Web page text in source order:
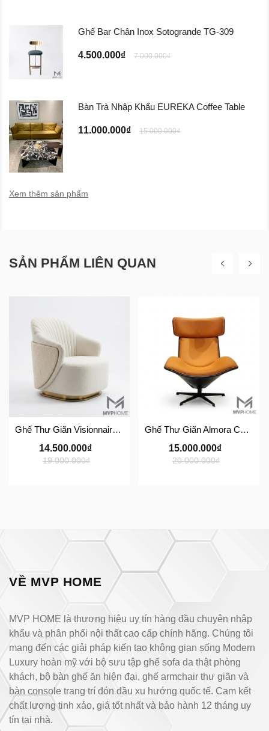
Ghế Bar Chân Inox Sotogrande TG-309
4.500.000₫ 7.000.000₫
Bàn Trà Nhập Khẩu EUREKA Coffee Table
11.000.000₫ 15.000.000₫
Xem thêm sản phẩm
SẢN PHẨM LIÊN QUAN
Ghế Thư Giãn Visionnaire Adele Armchair SFD11
14.500.000₫
19.000.000₫
Ghế Thư Giãn Almora Chair/ Tazzana Armchair GTG11
15.000.000₫
20.000.000₫
VỀ MVP HOME
MVP HOME là thương hiệu uy tín hàng đầu chuyên nhập
khẩu và phân phối nội thất cao cấp chính hãng. Chúng tôi
mang đến các giải pháp kiến tạo không gian sống Modern
Luxury hoàn mỹ với bộ sưu tập ghế sofa da thật phòng
khách, bộ bàn ghế ăn hiện đại, ghế armchair thư giãn và
bàn console trang trí đón đầu xu hướng quốc tế. Cam kết
chất lượng tinh xảo, giá tốt nhất và bảo hành 12 tháng uy
tín tại nhà.